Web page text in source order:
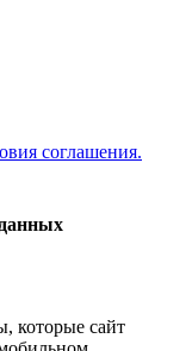
соглашения.
которые сайт